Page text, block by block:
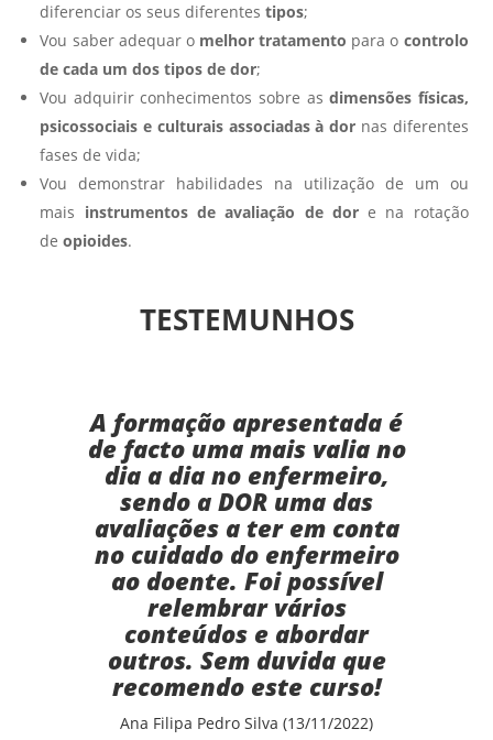
diferenciar os seus diferentestipos;
Vou saber adequar o melhor tratamento para o controlo
de cada um dos tipos de dor;
Vou adquirir conhecimentos sobre asdimensões físicas,
psicossociais e culturais associadas à dor nas diferentes
fases de vida;
Vou demonstrar habilidades na utilização de um ou
mais instrumentos de avaliação de dore na rotação
deopioides.
TESTEMUNHOS
A formação apresentada é
de facto uma mais valia no
dia a dia no enfermeiro,
sendo a DOR uma das
avaliações a ter em conta
no cuidado do enfermeiro
ao doente. Foi possível
relembrar vários
conteúdos e abordar
outros. Sem duvida que
recomendo este curso!
Ana Filipa Pedro Silva (13/11/2022)